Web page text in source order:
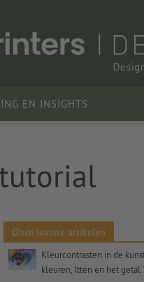
EN INSIGHTS
Onze laatste artikelen
Kleurcontrasten in de
kleuren, Itten en het getal